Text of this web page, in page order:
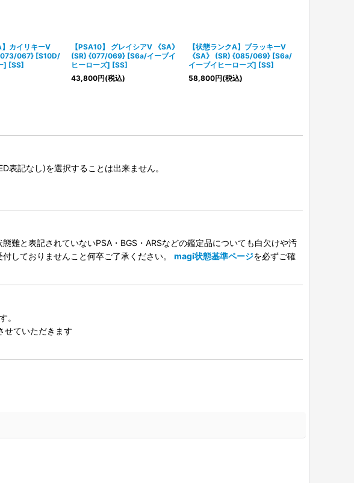
】カイリキーV
067} [S10D/
] [SS]
【PSA10】 グレイシアV 《SA》
(SR) {077/069} [S6a/イーブイ
ヒーローズ] [SS]
43,800円(税込)
【状態ランクA】ブラッキーV
《SA》 (SR) {085/069} [S6a/
イーブイヒーローズ] [SS]
58,800円(税込)
表記なし)を選択することは出来ません。
難と表記されていないPSA・BGS・ARSなどの鑑定品についても白欠けや汚
しておりませんこと何卒ご了承ください。 magi状態基準ページを必ずご確
。
せていただきます